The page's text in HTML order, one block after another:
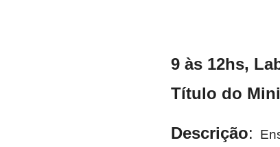
9 às 12hs,
Título do
Descrição: